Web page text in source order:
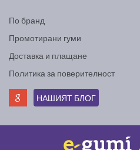
По бранд
Промотирани гуми
Доставка и плащане
Политика за поверителност
НАШИЯТ БЛОГ